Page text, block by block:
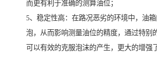
而更有利于准确的测算油位；
5、稳定性高：在路况恶劣的环境中，油
泡，从而影响测量油位的精度，通过特别
可以有效的克服泡沫的产生，更大的增强